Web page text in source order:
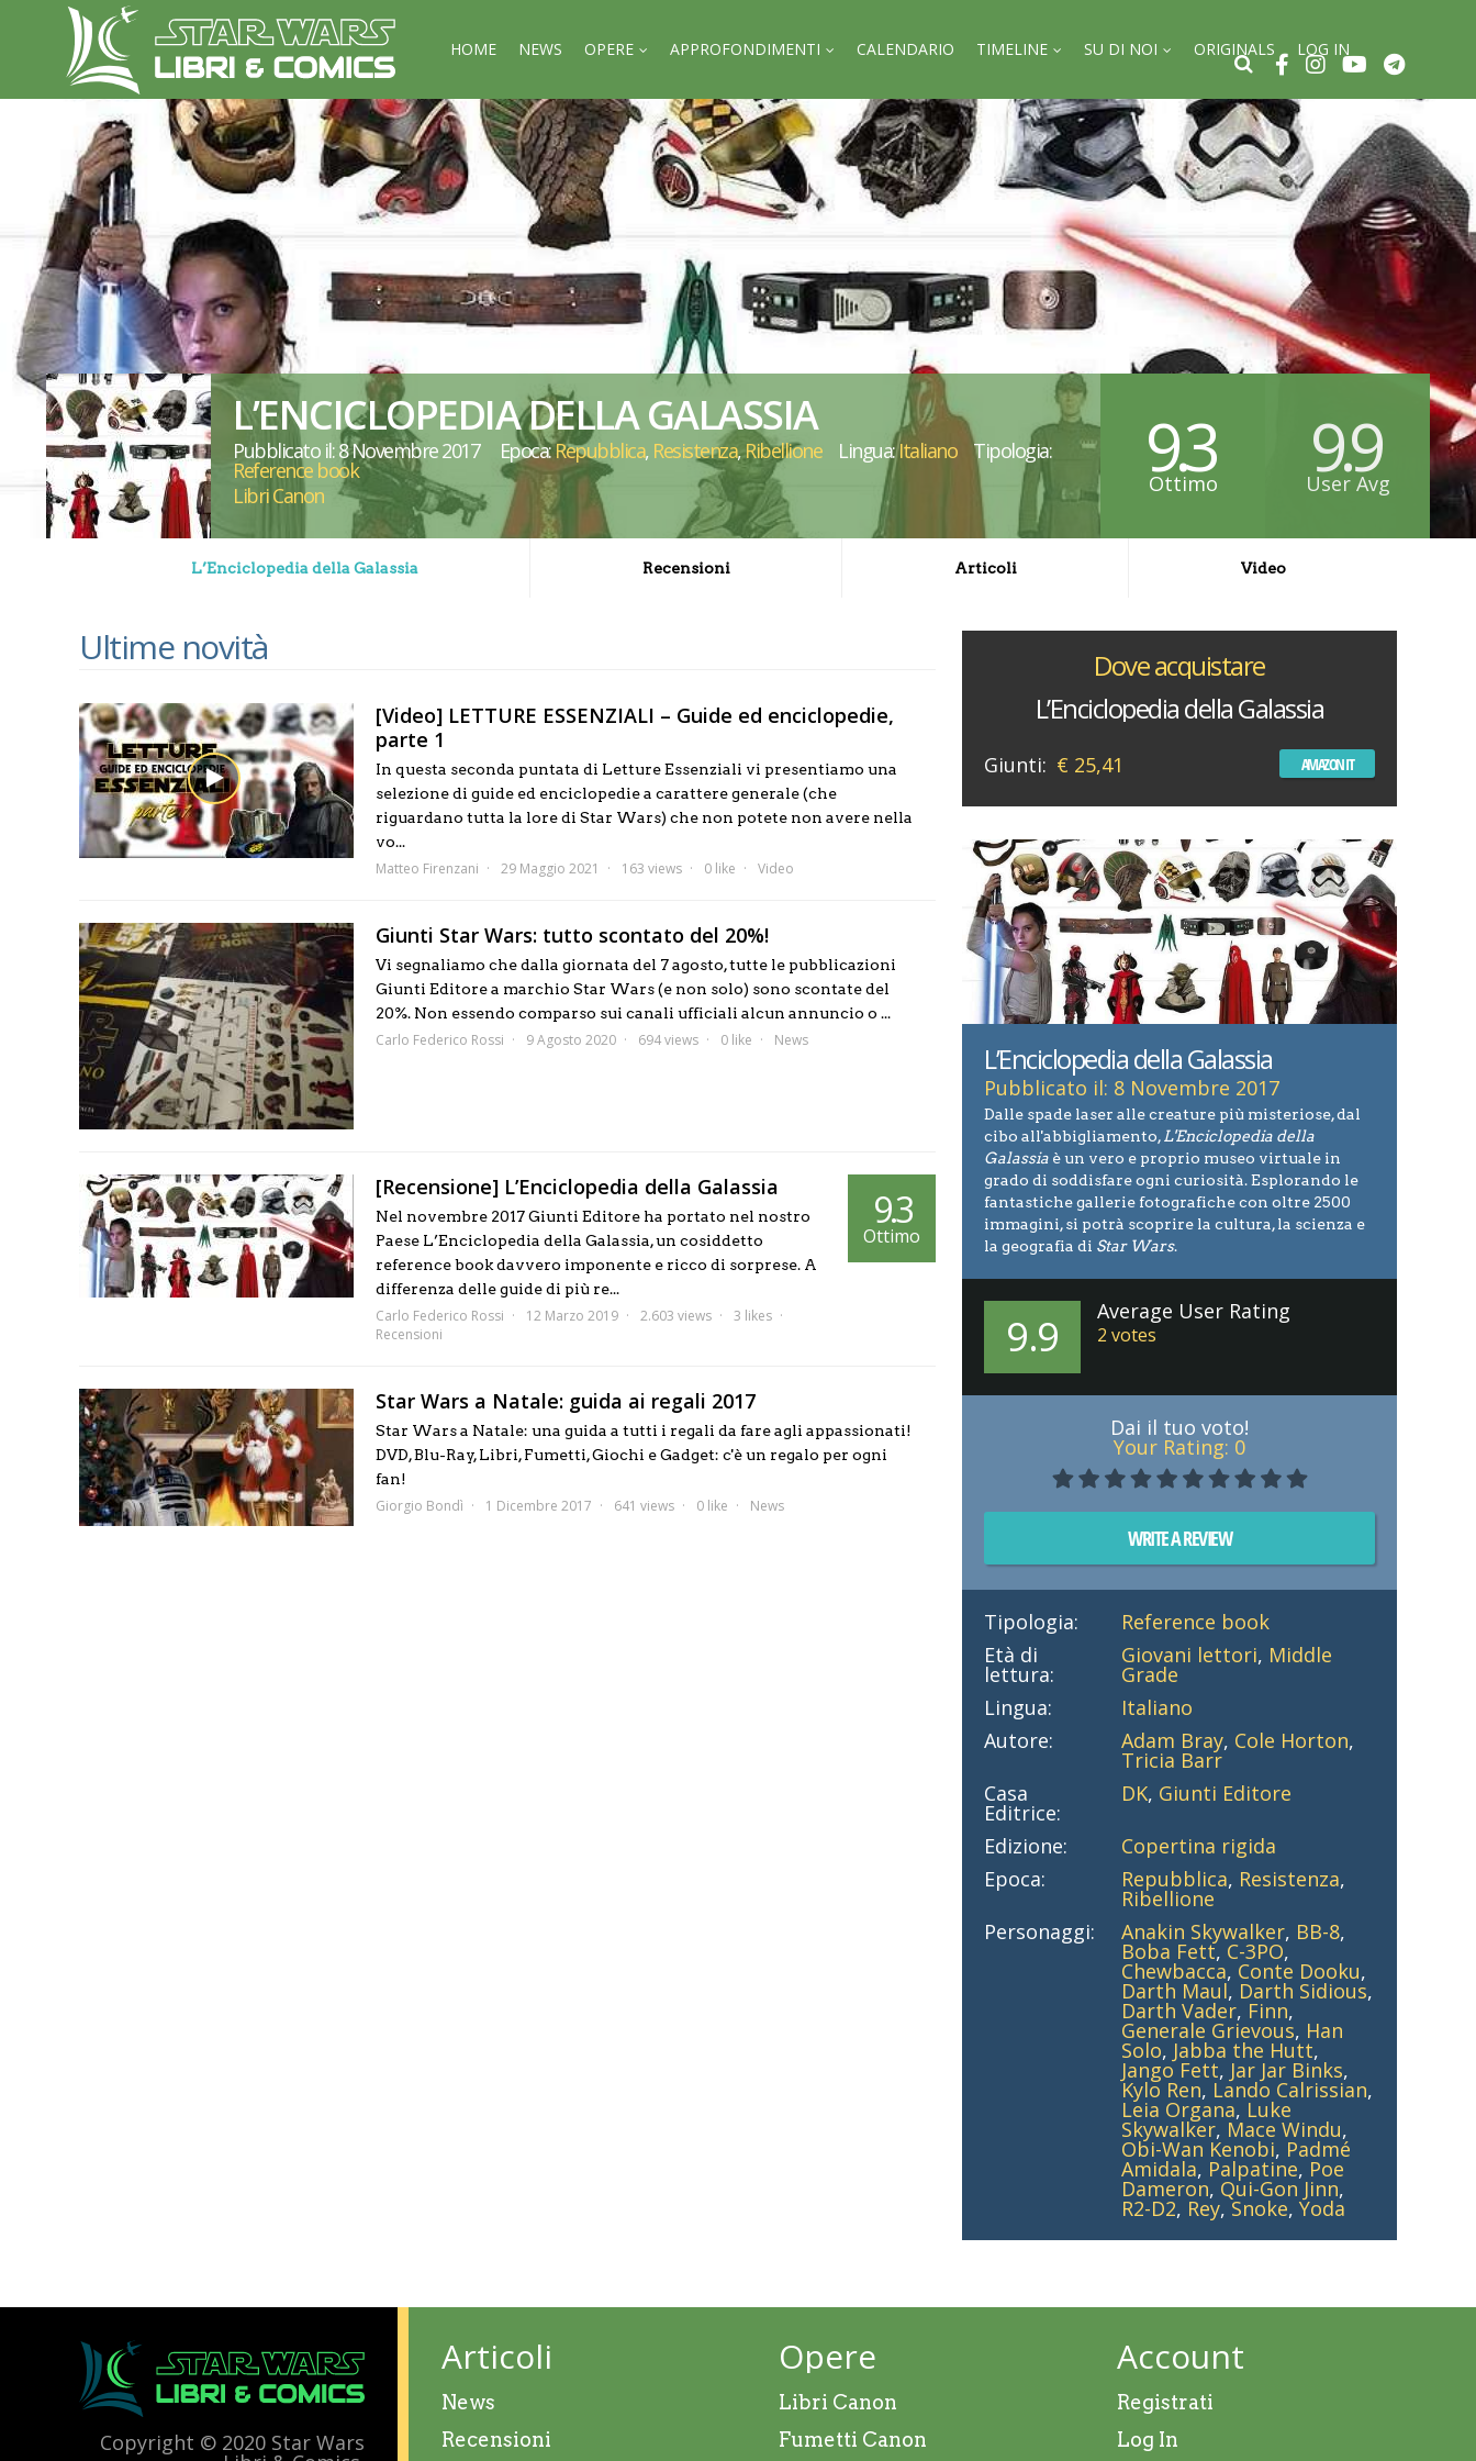
HOME NEWS OPERE APPROFONDIMENTI CALENDARIO TIMELINE SU DI NOI ORIGINALS LOG IN
L’ENCICLOPEDIA DELLA GALASSIA
Pubblicato il: 8 Novembre 2017 Epoca:Repubblica, Resistenza,Ribellione Lingua:Italiano Tipologia:
Reference book
Libri Canon
9.3
Ottimo 9.9
User Avg
L’Enciclopedia della Galassia Recensioni Articoli Video
Ultime novità
[Video] LETTURE ESSENZIALI – Guide ed enciclopedie,
parte 1
In questa seconda puntata di Letture Essenziali vi presentiamo una
selezione di guide ed enciclopedie a carattere generale (che
riguardano tutta la lore di Star Wars) che non potete non avere nella
vo...
Matteo Firenzani 29 Maggio 2021 163 views 0 like Video
Giunti Star Wars: tutto scontato del 20%!
Vi segnaliamo che dalla giornata del 7 agosto, tutte le pubblicazioni
Giunti Editore a marchio Star Wars (e non solo) sono scontate del
20%. Non essendo comparso sui canali ufficiali alcun annuncio o ...
Carlo Federico Rossi 9 Agosto 2020 694 views 0 like News
[Recensione] L’Enciclopedia della Galassia
Nel novembre 2017 Giunti Editore ha portato nel nostro
Paese L’Enciclopedia della Galassia, un cosiddetto
reference book davvero imponente e ricco di sorprese. A
differenza delle guide di più re...
Carlo Federico Rossi 12 Marzo 2019 2.603 views
3 likes
Recensioni
9.3
Ottimo
Star Wars a Natale: guida ai regali 2017
Star Wars a Natale: una guida a tutti i regali da fare agli appassionati!
DVD, Blu-Ray, Libri, Fumetti, Giochi e Gadget: c'è un regalo per ogni
fan!
Giorgio Bondì 1 Dicembre 2017 641 views 0 like News
Dove acquistare
L’Enciclopedia della Galassia
Giunti: € 25,41 AMAZON IT
L’Enciclopedia della Galassia
Pubblicato il: 8 Novembre 2017
Dalle spade laser alle creature più misteriose, dal
cibo all'abbigliamento,L'Enciclopedia della
Galassia è un vero e proprio museo virtuale in
grado di soddisfare ogni curiosità. Esplorando le
fantastiche gallerie fotografiche con oltre 2500
immagini, si potrà scoprire la cultura, la scienza e
la geografia di Star Wars.
9.9 Average User Rating
2 votes
Dai il tuo voto!
Your Rating: 0
WRITE A REVIEW
Tipologia:
Reference book
Età di
lettura:
Giovani lettori, Middle
Grade
Lingua:
Italiano
Autore:
Adam Bray, Cole Horton,
Tricia Barr
Casa
Editrice:
DK, Giunti Editore
Edizione:
Copertina rigida
Epoca:
Repubblica, Resistenza,
Ribellione
Personaggi:
Anakin Skywalker, BB-8,
Boba Fett, C-3PO,
Chewbacca, Conte Dooku,
Darth Maul, Darth Sidious,
Darth Vader, Finn,
Generale Grievous, Han
Solo, Jabba the Hutt,
Jango Fett, Jar Jar Binks,
Kylo Ren, Lando Calrissian,
Leia Organa, Luke
Skywalker, Mace Windu,
Obi-Wan Kenobi, Padmé
Amidala, Palpatine, Poe
Dameron, Qui-Gon Jinn,
R2-D2, Rey,Snoke, Yoda
Copyright © 2020 Star Wars
Articoli
News
Recensioni
Opere
Libri Canon
Fumetti Canon
Account
Registrati
Log In